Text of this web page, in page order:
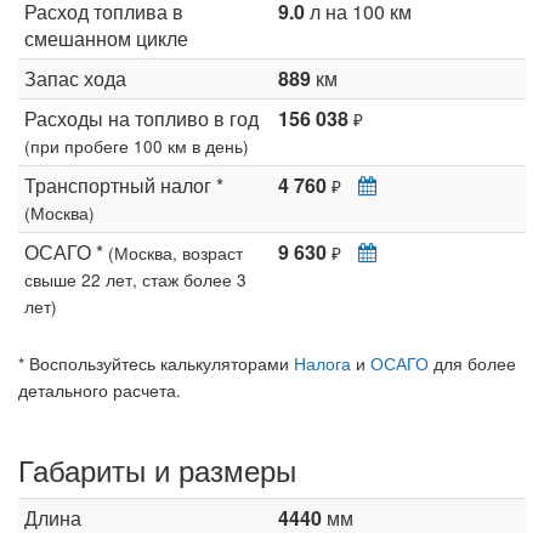
Расход топлива в
смешанном цикле
9.0л на 100 км
Запас хода 889 км
Расходы на топливо в год
(при пробеге 100 км в день)
156 038 ₽
Транспортный налог *
(Москва)
4 760 ₽
ОСАГО * (Москва, возраст
свыше 22 лет, стаж более 3
лет)
9 630 ₽
* Воспользуйтесь калькуляторами Налога и ОСАГО для более
детального расчета.
Габариты и размеры
Длина 4440 мм